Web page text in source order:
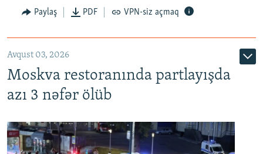
Paylaş PDF VPN-siz açmaq
Avqust 03, 2026
Moskva restoranında partlayışda
azı 3 nəfər ölüb